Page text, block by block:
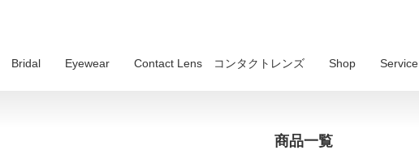
Bridal Eyewear Contact Lens コンタクトレンズ Shop Service
商品一覧